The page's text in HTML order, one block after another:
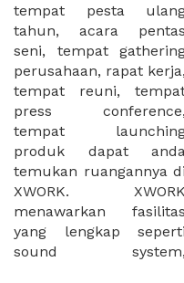
tempat pesta
tahun, acara pentas
seni, tempat
perusahaan, rapat kerja,
tempat reuni,
press conference,
tempat
produk dapat
temukan ruangannya di
XWORK. XWORK
menawarkan fasilitas
yang lengkap seperti
sound system,
membuat acara
makin sukses. Selain itu
Anda juga
memesan makanan
tambahan untuk
Anda, sehingga akan
mempermudah
menghemat tenaga
waktu ketika
merencanakan sebuah
Acara besar bersama